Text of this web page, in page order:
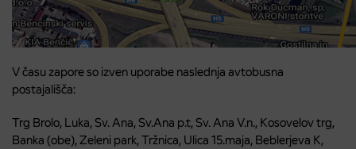
V času zapore so izven uporabe naslednja avtobusna
postajališča:
Trg Brolo, Luka, Sv. Ana, Sv.Ana p.t, Sv. Ana V.n., Kosovelov trg,
Banka (obe), Zeleni park, Tržnica, Ulica 15.maja, Beblerjeva K,